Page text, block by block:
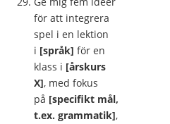
för att integrera
spel i en lektion
i [språk] för en
klass i [årskurs
X], med fokus
på [specifikt mål,
t.ex. grammatik],